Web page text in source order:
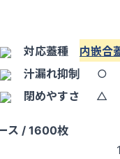
対応蓋種 内嵌合
汁漏れ抑制
○
閉めやすさ
△
ス / 1600枚